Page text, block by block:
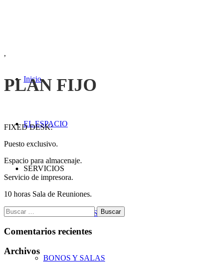
Inicio
EL ESPACIO
SERVICIOS
PLANES MENSUALES
BONOS Y SALAS
,
PLAN FIJO
FIXED DESK:
Puesto exclusivo.
Espacio para almacenaje.
Servicio de impresora.
10 horas Sala de Reuniones.
Buscar:
Comentarios recientes
Archivos